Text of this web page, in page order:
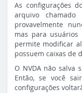
As configurações
arquivo
provavelmente
mas para usuários
permite modificar
possuem caixas de
O NVDA não salva
Então, se você
configurações